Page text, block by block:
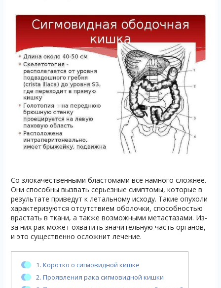
Со злокачественными бластомами все намного сложнее.
Они способны вызвать серьезные симптомы, которые в
результате приведут к летальному исходу. Такие опухоли
характеризуются отсутствием оболочки, способностью
врастать в ткани, а также возможными метастазами. Из-
за них рак может охватить значительную часть органов,
и это существенно осложнит лечение.
1. Коротко о сигмовидной кишке
2. Проявления рака сигмовидной кишки